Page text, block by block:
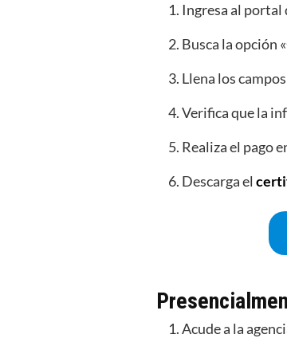
Ingresa al portal
Busca la opción
Llena los
Verifica que la
Realiza el pago
Descarga el
Acude a la